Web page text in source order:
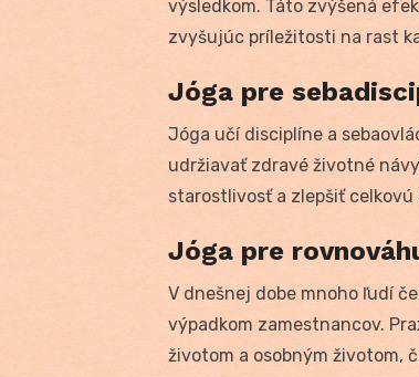
výsledkom. Táto zvýšená
zvyšujúc príležitosti na rast
Jóga pre
Jóga učí disciplíne a
udržiavať zdravé životné
starostlivosť a zlepšiť
Jóga pre
V dnešnej dobe mnoho ľudí
výpadkom zamestnancov.
životom a osobným životom,